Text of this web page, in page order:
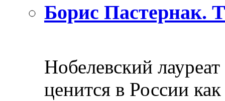
Борис Пастернак.
Нобелевский
ценится в России